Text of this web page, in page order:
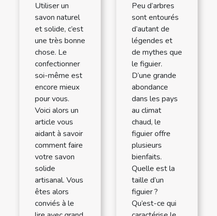
Utiliser un
savon naturel
et solide, c’est
une très bonne
chose. Le
confectionner
soi-même est
encore mieux
pour vous.
Voici alors un
article vous
aidant à savoir
comment faire
votre savon
solide
artisanal. Vous
êtes alors
conviés à le
Peu d’arbres
sont entourés
d’autant de
légendes et
de mythes que
le figuier.
D’une grande
abondance
dans les pays
au climat
chaud, le
figuier offre
plusieurs
bienfaits.
Quelle est la
taille d’un
figuier ?
Qu’est-ce qui